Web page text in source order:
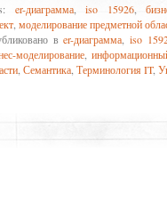
er-диаграмма,iso 15926,
моделирование предметной
вer-диаграмма iso
моделирование ,
Семантика Терминология IT,